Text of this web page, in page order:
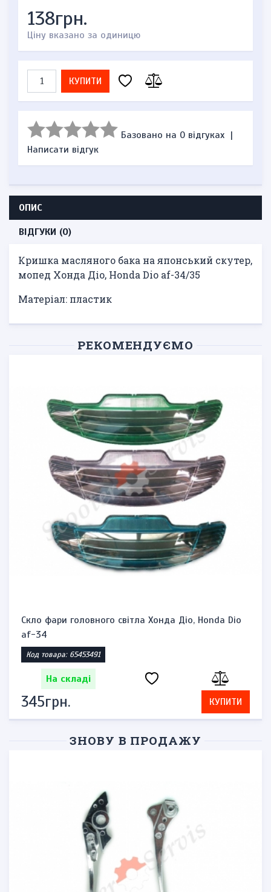
138грн.
Ціну вказано за одиницю
КУПИТИ
Базовано на 0 відгуках |
Написати відгук
ОПИС
ВІДГУКИ (0)
Кришка масляного бака на японський скутер,
мопед Хонда Діо, Honda Dio af-34/35
Матеріал: пластик
РЕКОМЕНДУЄМО
Скло фари головного світла Хонда Діо, Honda Dio
af-34
Код товара: 65453491
На складі
345грн. КУПИТИ
ЗНОВУ В ПРОДАЖУ